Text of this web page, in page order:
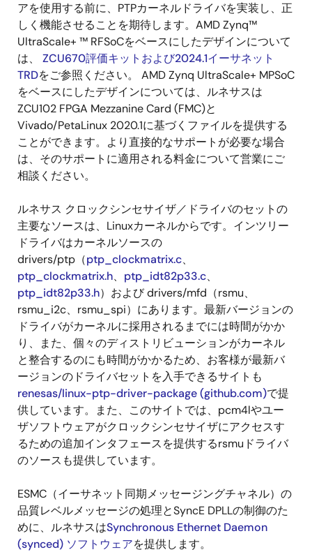
アを使用する前に、PTPカーネルドライバを実装し、正
しく機能させることを期待します。AMD Zynq™
UltraScale+ ™ RFSoCをベースにしたデザインについて
は、 ZCU670評価キットおよび2024.1イーサネット
TRDをご参照ください。 AMD Zynq UltraScale+ MPSoC
をベースにしたデザインについては、ルネサスは
ZCU102 FPGA Mezzanine Card (FMC)と
Vivado/PetaLinux 2020.1に基づくファイルを提供する
ことができます。より直接的なサポートが必要な場合
は、そのサポートに適用される料金について営業にご
相談ください。
ルネサス クロックシンセサイザ／ドライバのセットの
主要なソースは、Linuxカーネルからです。インツリー
ドライバはカーネルソースの
drivers/ptp（ptp_clockmatrix.c、
ptp_clockmatrix.h、 ptp_idt82p33.c、
ptp_idt82p33.h）および drivers/mfd（rsmu、
rsmu_i2c、rsmu_spi）にあります。最新バージョンの
ドライバがカーネルに採用されるまでには時間がかか
り、また、個々のディストリビューションがカーネル
と整合するのにも時間がかかるため、お客様が最新バ
ージョンのドライバセットを入手できるサイトも
renesas/linux-ptp-driver-package (github.com)で提
供しています。また、このサイトでは、pcm4lやユー
ザソフトウェアがクロックシンセサイザにアクセスす
るための追加インタフェースを提供するrsmuドライバ
のソースも提供しています。
ESMC（イーサネット同期メッセージングチャネル）の
品質レベルメッセージの処理とSyncE DPLLの制御のた
めに、ルネサスはSynchronous Ethernet Daemon
(synced) ソフトウェアを提供します。